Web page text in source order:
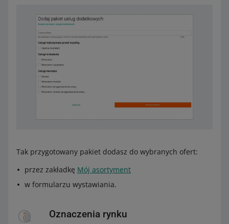
Tak przygotowany pakiet dodasz do wybranych ofert:
przez zakładkę Mój asortyment
w formularzu wystawiania.
Oznaczenia rynku